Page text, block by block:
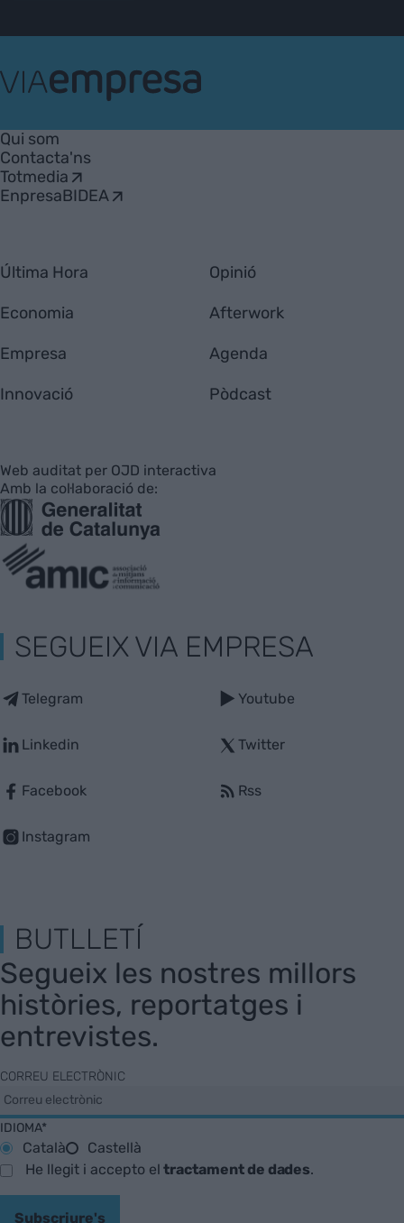
Empresa
Qui som
Contacta'ns
Totmedia
EnpresaBIDEA
Última Hora
Economia
Empresa
Innovació
Opinió
Afterwork
Agenda
Pòdcast
Web auditat per OJD interactiva
Amb la col·laboració de:
SEGUEIX VIA EMPRESA
Telegram
Linkedin
Facebook
Instagram
Youtube
Twitter
Rss
BUTLLETÍ
Segueix les nostres millors
històries, reportatges i
entrevistes.
CORREU ELECTRÒNIC
IDIOMA*
Català
Castellà
He llegit i accepto eltractament de dades.
Subscriure's